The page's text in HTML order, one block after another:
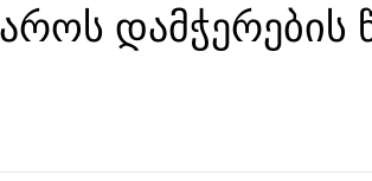
დამჭერების